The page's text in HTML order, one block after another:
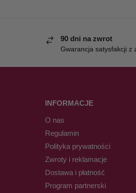
90 dni na zwrot
Gwarancja satysfakcji z
INFORMACJE
O nas
Regulamin
Polityka prywatności
Zwroty i reklamacje
Dostawa i płatność
Program partnerski